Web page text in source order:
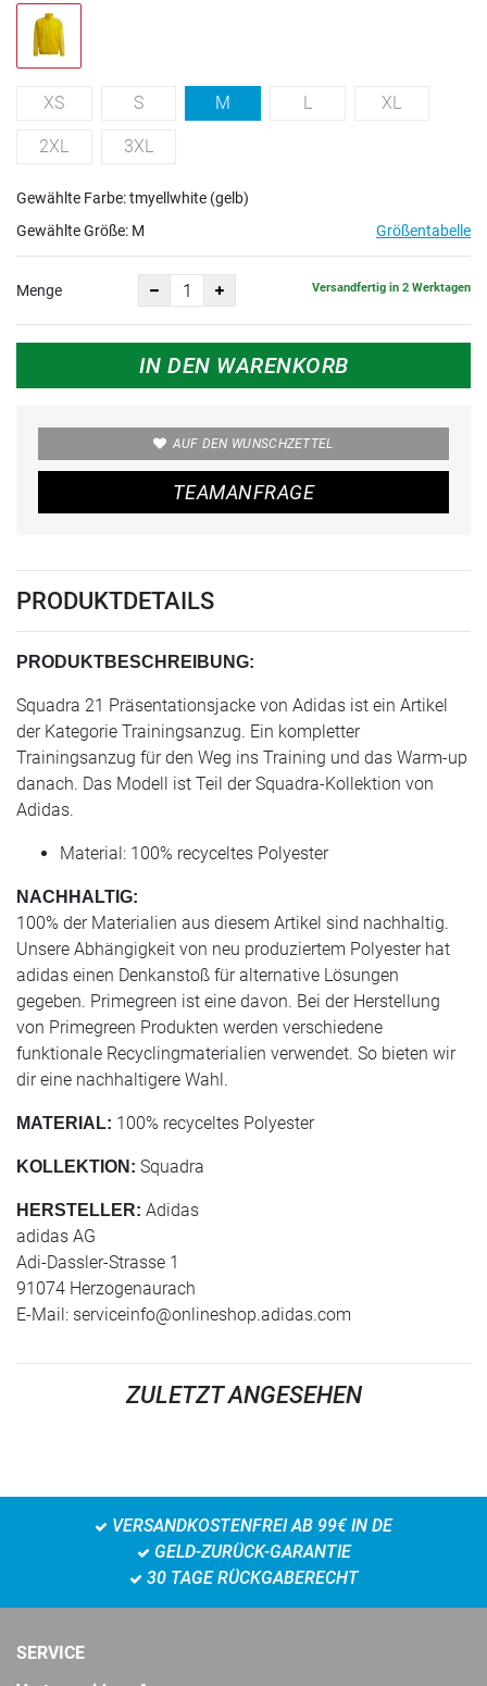
XS S M L XL
2XL 3XL
Gewählte Farbe: tmyellwhite (gelb)
Gewählte Größe: M Größentabelle
Menge Versandfertig in 2 Werktagen
IN DEN WARENKORB
AUF DEN WUNSCHZETTEL
TEAMANFRAGE
PRODUKTDETAILS
PRODUKTBESCHREIBUNG:
Squadra 21 Präsentationsjacke von Adidas ist ein Artikel
der Kategorie Trainingsanzug. Ein kompletter
Trainingsanzug für den Weg ins Training und das Warm-up
danach. Das Modell ist Teil der Squadra-Kollektion von
Adidas.
Material: 100% recyceltes Polyester
NACHHALTIG:
100% der Materialien aus diesem Artikel sind nachhaltig.
Unsere Abhängigkeit von neu produziertem Polyester hat
adidas einen Denkanstoß für alternative Lösungen
gegeben. Primegreen ist eine davon. Bei der Herstellung
von Primegreen Produkten werden verschiedene
funktionale Recyclingmaterialien verwendet. So bieten wir
dir eine nachhaltigere Wahl.
MATERIAL: 100% recyceltes Polyester
KOLLEKTION: Squadra
HERSTELLER: Adidas
adidas AG
Adi-Dassler-Strasse 1
91074 Herzogenaurach
E-Mail: serviceinfo@onlineshop.adidas.com
ZULETZT ANGESEHEN
VERSANDKOSTENFREI AB 99€ IN DE
GELD-ZURÜCK-GARANTIE
30 TAGE RÜCKGABERECHT
SERVICE